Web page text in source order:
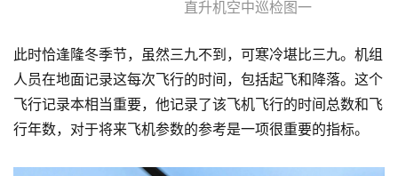
直升机空中巡检图一
此时恰逢隆冬季节，虽然三九不到，可寒冷堪比三九。机组
人员在地面记录这每次飞行的时间，包括起飞和降落。这个
飞行记录本相当重要，他记录了该飞机飞行的时间总数和飞
行年数，对于将来飞机参数的参考是一项很重要的指标。